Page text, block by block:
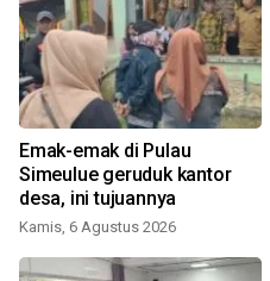
Emak-emak di Pulau
Simeulue geruduk kantor
desa, ini tujuannya
Kamis, 6 Agustus 2026